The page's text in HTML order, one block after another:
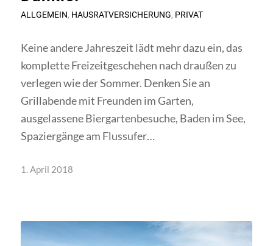
ALLGEMEIN, HAUSRATVERSICHERUNG, PRIVAT
Keine andere Jahreszeit lädt mehr dazu ein, das
komplette Freizeitgeschehen nach draußen zu
verlegen wie der Sommer. Denken Sie an
Grillabende mit Freunden im Garten,
ausgelassene Biergartenbesuche, Baden im See,
Spaziergänge am Flussufer…
1. April 2018